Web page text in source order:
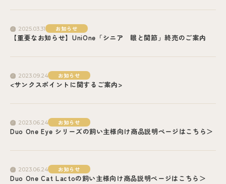
2025.03.31 お知らせ
【重要なお知らせ】UniOne「シニア 眼と関節」終売のご案内
2023.09.24 お知らせ
<サンクスポイントに関するご案内>
2023.06.24 お知らせ
Duo One Eye シリーズの飼い主様向け商品説明ページはこちら＞
2023.06.24 お知らせ
Duo One Cat Lactoの飼い主様向け商品説明ページはこちら＞